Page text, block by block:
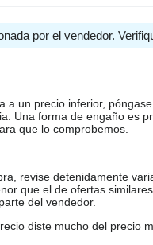
por el vendedor.
a un precio inferior,
Una forma de engaño es
que lo comprobemos.
revise detenidamente
que el de ofertas
del vendedor.
diste mucho del precio